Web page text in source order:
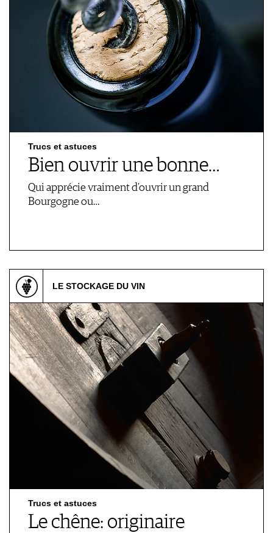
Trucs et astuces
Bien ouvrir une bonne…
Qui apprécie vraiment d’ouvrir un grand
Bourgogne ou…
LE STOCKAGE DU VIN
Trucs et astuces
Le chêne: originaire